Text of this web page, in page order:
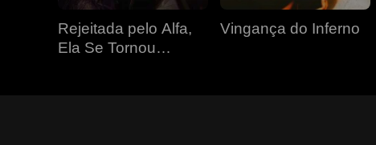
Rejeitada pelo Alfa,
Ela Se Tornou
Vingança do Inferno